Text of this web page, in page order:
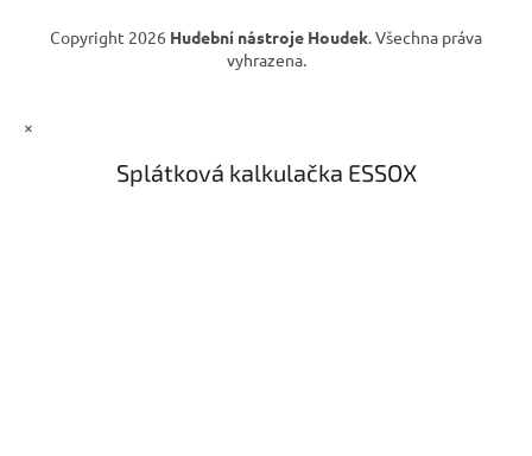
Copyright 2026 Hudební nástroje Houdek. Všechna práva
vyhrazena.
×
Splátková kalkulačka ESSOX